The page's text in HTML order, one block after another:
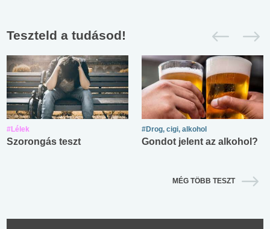
Teszteld a tudásod!
#Lélek
Szorongás teszt
#Drog, cigi, alkohol
Gondot jelent az alkohol?
MÉG TÖBB TESZT